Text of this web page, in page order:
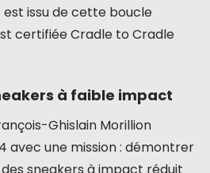
est issu de cette boucle
certifiée Cradle to Cradle
à faible impact
Ghislain Morillion
avec une mission : démontrer
sneakers à impact réduit